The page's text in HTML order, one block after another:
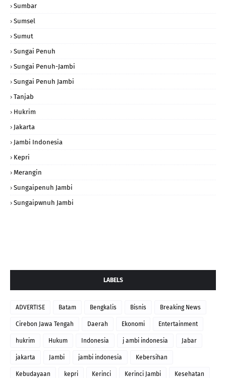
Sumbar
Sumsel
Sumut
Sungai Penuh
Sungai Penuh-Jambi
Sungai Penuh Jambi
Tanjab
Hukrim
Jakarta
Jambi Indonesia
Kepri
Merangin
Sungaipenuh Jambi
Sungaipwnuh Jambi
LABELS
ADVERTISE Batam Bengkalis Bisnis Breaking News
Cirebon Jawa Tengah Daerah Ekonomi Entertainment
hukrim Hukum Indonesia j ambi indonesia Jabar
jakarta Jambi jambi indonesia Kebersihan
Kebudayaan kepri Kerinci Kerinci Jambi Kesehatan